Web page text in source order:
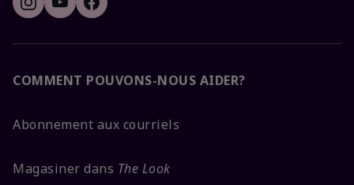
COMMENT POUVONS-NOUS AIDER?
Abonnement aux courriels
Magasiner dans The Look